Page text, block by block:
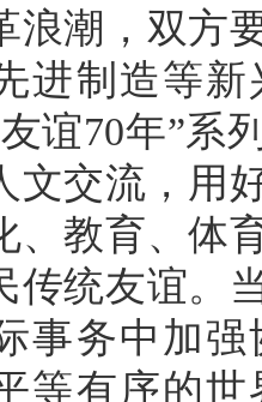
浪潮，双方
进制造等
谊70年”系
文交流，用
、教育、体
传统友谊。
事务中加
等有序的